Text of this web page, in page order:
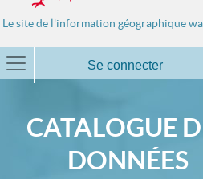
Le site de l'information géographique
Se connecter
CATALOGUE
DONNÉES